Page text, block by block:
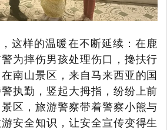
这样的温暖在不断延续：在鹿
为摔伤男孩处理伤口，搀扶行
南山景区，来自马来西亚的国
执勤，竖起大拇指，纷纷上前
区，旅游警察带着警察小熊与
安全知识，让安全宣传变得生